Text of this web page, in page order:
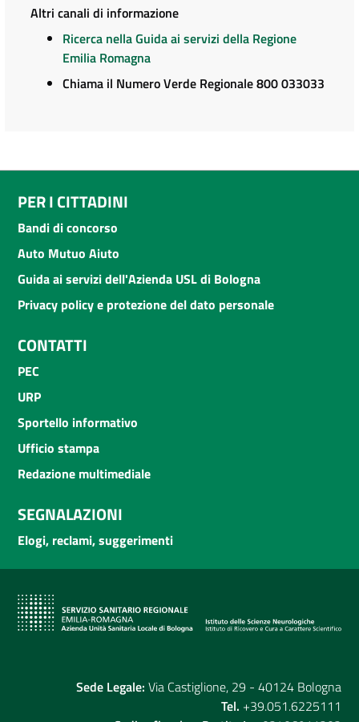
Altri canali di informazione
Ricerca nella Guida ai servizi della Regione
Emilia Romagna
Chiama il Numero Verde Regionale 800 033033
PER I CITTADINI
Bandi di concorso
Auto Mutuo Aiuto
Guida ai servizi dell'Azienda USL di Bologna
Privacy policy e protezione del dato personale
CONTATTI
PEC
URP
Sportello informativo
Ufficio stampa
Redazione multimediale
SEGNALAZIONI
Elogi, reclami, suggerimenti
Sede Legale: Via Castiglione, 29 - 40124 Bologna
Tel. +39.051.6225111